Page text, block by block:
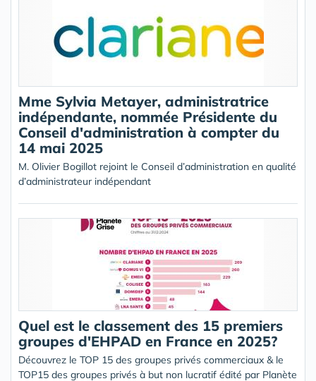
Mme Sylvia Metayer, administratrice
indépendante, nommée Présidente du
Conseil d'administration à compter du
14 mai 2025
M. Olivier Bogillot rejoint le Conseil d’administration en qualité
d’administrateur indépendant
Quel est le classement des 15 premiers
groupes d'EHPAD en France en 2025?
Découvrez le TOP 15 des groupes privés commerciaux & le
TOP15 des groupes privés à but non lucratif édité par Planète